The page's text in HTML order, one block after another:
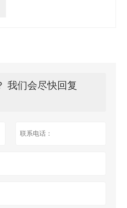
我们会尽快回复